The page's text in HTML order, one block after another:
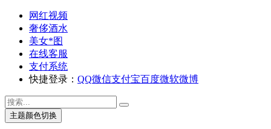
网红视频
奢侈酒水
美女*图
在线客服
支付系统
快捷登录： QQ微信支付宝百度微软微博
主题颜色切换